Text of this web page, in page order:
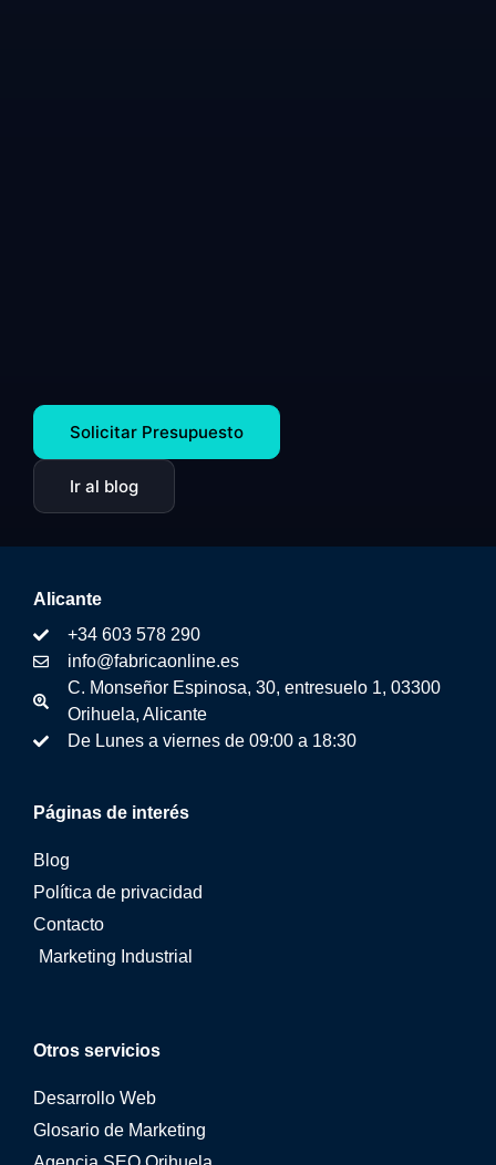
Solicitar Presupuesto
Ir al blog
Otros servicios
Desarrollo Web
Glosario de Marketing
Páginas de interés
Blog
Política de privacidad
Contacto
Marketing Industrial
Alicante
+34 603 578 290
info@fabricaonline.es
C. Monseñor Espinosa, 30, entresuelo 1, 03300
Orihuela, Alicante
De Lunes a viernes de 09:00 a 18:30